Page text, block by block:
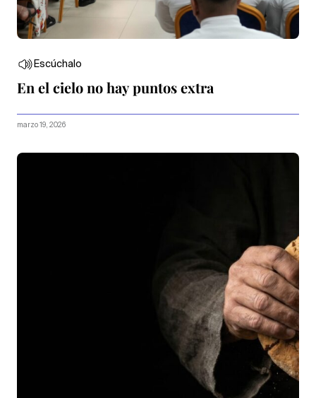
Escúchalo
En el cielo no hay puntos extra
marzo 19, 2026